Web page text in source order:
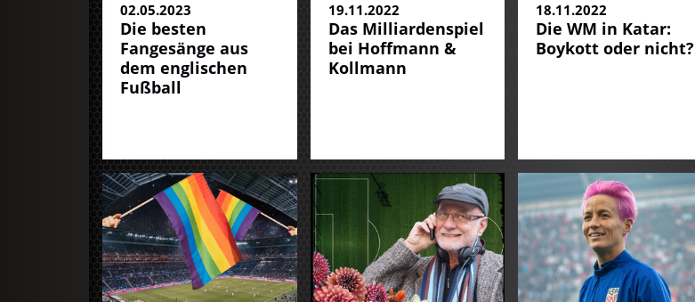
02.05.2023
Die besten
Fangesänge aus
dem englischen
Fußball
19.11.2022
Das Milliardenspiel
bei Hoffmann &
Kollmann
18.11.2022
Die WM in Katar:
Boykott oder nicht?